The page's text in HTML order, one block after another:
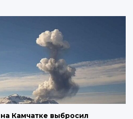
Камчатке выбросил